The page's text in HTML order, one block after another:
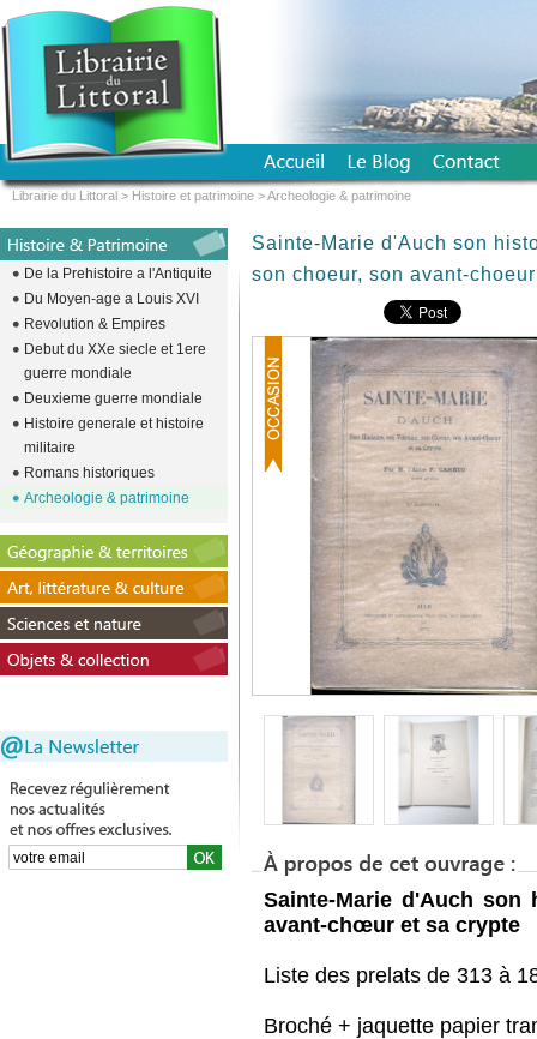
Sainte-Marie d'Auch son
son choeur, son avant-choeur
Sainte-Marie d'Auch
avant-chœur et sa crypte
Liste des prelats de 313 à
Broché + jaquette papier
De la Prehistoire a l'Antiquite
Du Moyen-age a Louis XVI
Revolution & Empires
Debut du XXe siecle et 1ere
guerre mondiale
Deuxieme guerre mondiale
Histoire generale et histoire
militaire
Romans historiques
Archeologie & patrimoine
Librairie du Littoral > Histoire et patrimoine >Archeologie & patrimoine